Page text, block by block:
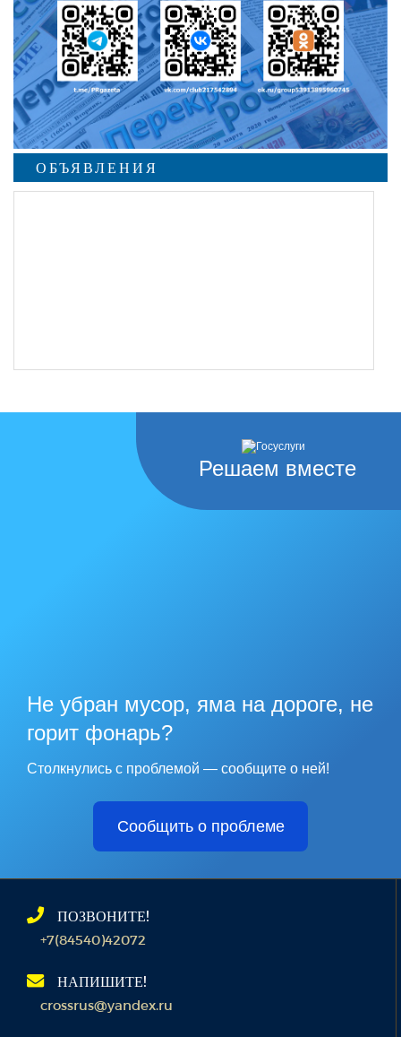
ОБЪЯВЛЕНИЯ
Решаем вместе
Не убран мусор, яма на дороге, не
горит фонарь?
Столкнулись с проблемой — сообщите о ней!
Сообщить о проблеме
ПОЗВОНИТЕ!
+7(84540)42072
НАПИШИТЕ!
crossrus@yandex.ru